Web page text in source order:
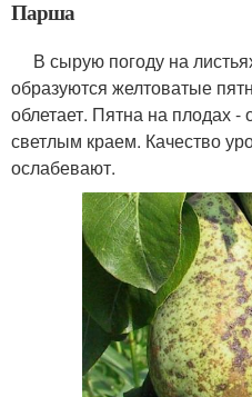
Парша
В сырую погоду на
образуются желтоватые
облетает. Пятна на плодах
светлым краем. Качество
ослабевают.